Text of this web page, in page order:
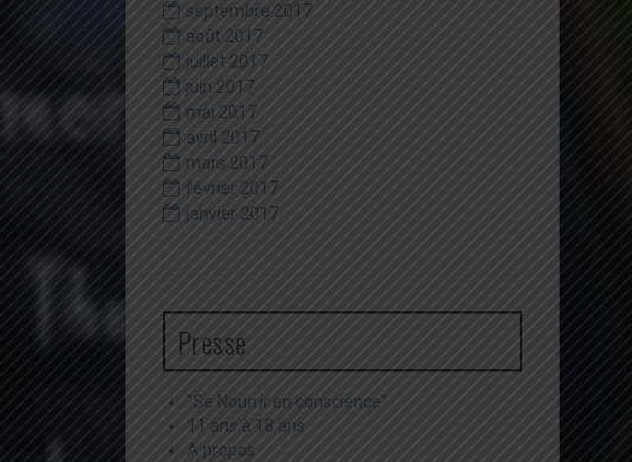
septembre 2017
août 2017
juillet 2017
juin 2017
mai 2017
avril 2017
mars 2017
février 2017
janvier 2017
Presse
"Se Nourrir en conscience"
11 ans à 18 ans
A propos